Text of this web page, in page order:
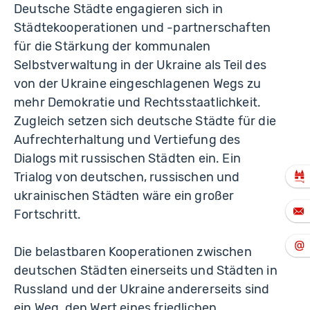
Deutsche Städte engagieren sich in
Städtekooperationen und -partnerschaften
für die Stärkung der kommunalen
Selbstverwaltung in der Ukraine als Teil des
von der Ukraine eingeschlagenen Wegs zu
mehr Demokratie und Rechtsstaatlichkeit.
Zugleich setzen sich deutsche Städte für die
Aufrechterhaltung und Vertiefung des
Dialogs mit russischen Städten ein. Ein
Trialog von deutschen, russischen und
ukrainischen Städten wäre ein großer
Fortschritt.
Die belastbaren Kooperationen zwischen
deutschen Städten einerseits und Städten in
Russland und der Ukraine andererseits sind